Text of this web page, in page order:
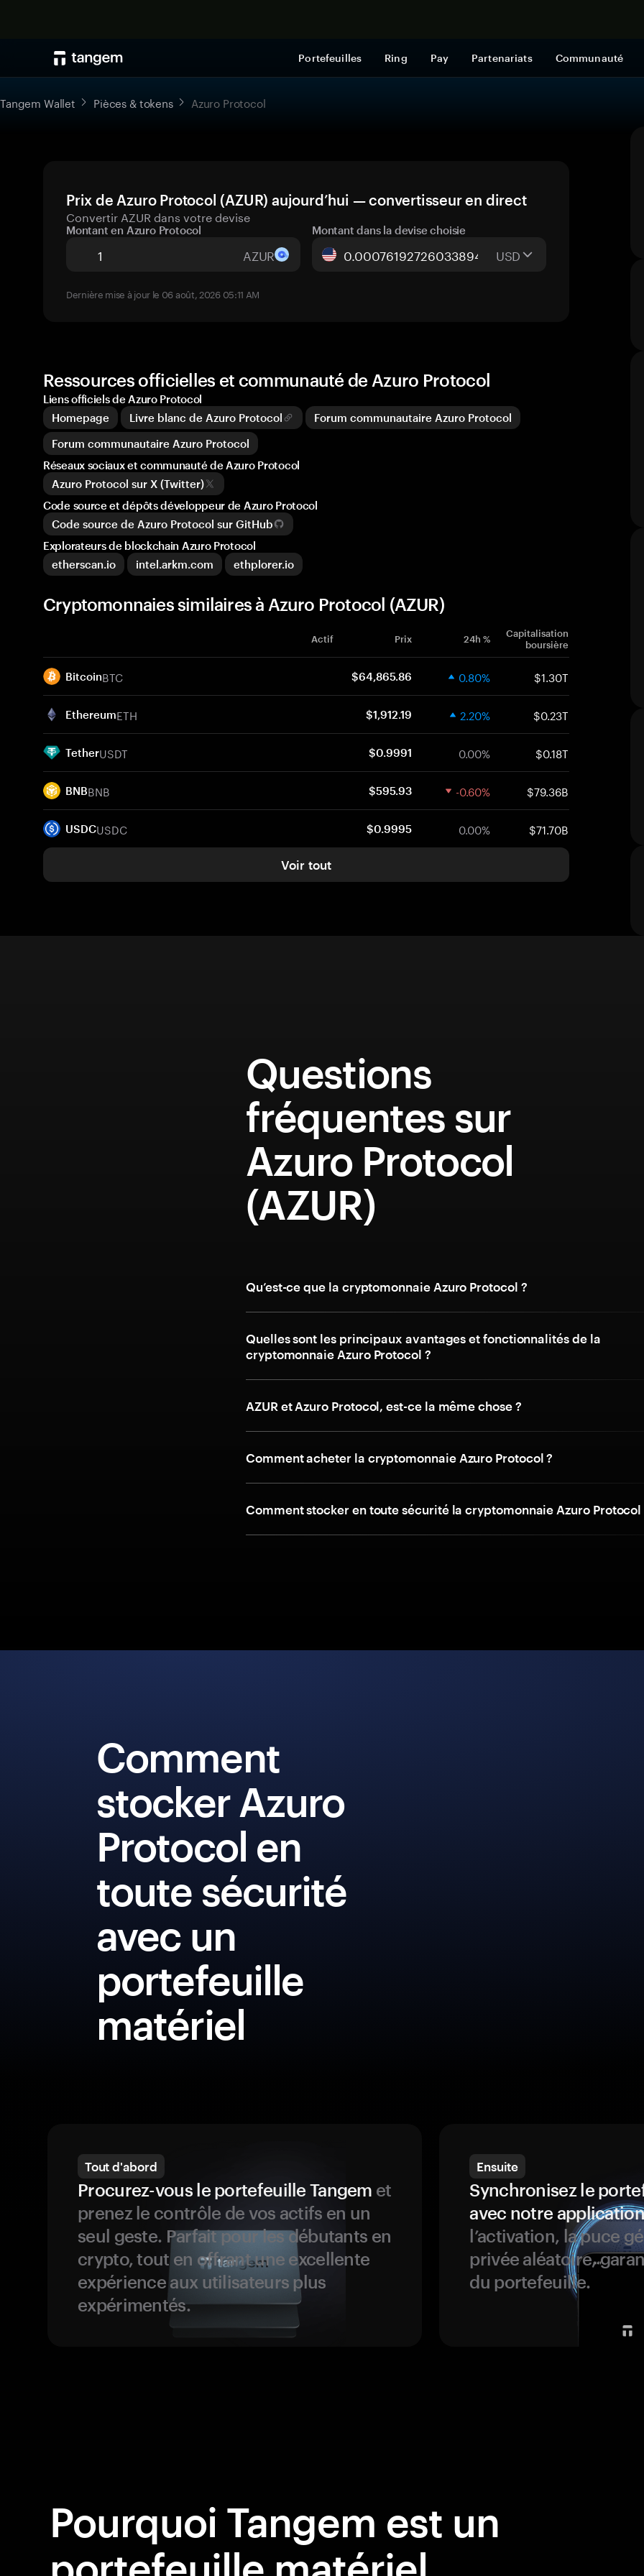
Portefeuilles Ring Pay Partenariats Communauté
Tangem Wallet Pièces & tokens Azuro Protocol
Prix de Azuro Protocol (AZUR) aujourd’hui — convertisseur en direct
Convertir AZUR dans votre devise
Montant en Azuro Protocol
AZUR
Montant dans la devise choisie
USD
Dernière mise à jour le 06 août, 2026 05:11 AM
Ressources officielles et communauté de Azuro Protocol
Liens officiels de Azuro Protocol
Homepage
Livre blanc de Azuro Protocol
Forum communautaire Azuro Protocol
Forum communautaire Azuro Protocol
Réseaux sociaux et communauté de Azuro Protocol
Azuro Protocol sur X (Twitter)
Code source et dépôts développeur de Azuro Protocol
Code source de Azuro Protocol sur GitHub
Explorateurs de blockchain Azuro Protocol
etherscan.io
intel.arkm.com ethplorer.io
Cryptomonnaies similaires à Azuro Protocol (AZUR)
Actif Prix 24h %
Capitalisation
boursière
BitcoinBTC $64,865.86 0.80% $1.30T
EthereumETH $1,912.19 2.20% $0.23T
TetherUSDT $0.9991 0.00% $0.18T
BNBBNB $595.93 -0.60% $79.36B
USDCUSDC $0.9995 0.00% $71.70B
Voir tout
Questions
fréquentes sur
Azuro Protocol
(AZUR)
Qu’est-ce que la cryptomonnaie Azuro Protocol ?
Quelles sont les principaux avantages et fonctionnalités de la
cryptomonnaie Azuro Protocol ?
AZUR et Azuro Protocol, est-ce la même chose ?
Comment acheter la cryptomonnaie Azuro Protocol ?
Comment stocker en toute sécurité la cryptomonnaie Azuro Protocol
Comment
stocker Azuro
Protocol en
toute sécurité
avec un
portefeuille
matériel
Tout d'abord
Procurez-vous le portefeuille Tangem et
prenez le contrôle de vos actifs en un
seul geste. Parfait pour les débutants en
crypto, tout en offrant une excellente
expérience aux utilisateurs plus
expérimentés.
Ensuite
Synchronisez le
avec notre
l’activation, la puce
privée aléatoire,
du portefeuille.
Pourquoi Tangem est un